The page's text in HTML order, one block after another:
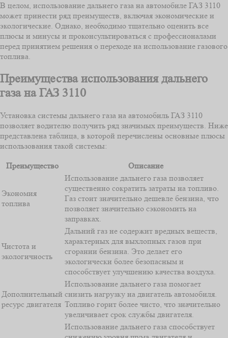
В целом, использование дальнего газа на автомобиле ГАЗ 3110
может принести ряд преимуществ, включая экономические и
экологические. Однако, необходимо тщательно оценить все
плюсы и минусы и проконсультироваться с профессионалами
перед принятием решения о переходе на использование газового
топлива.
Преимущества использования дальнего
газа на ГАЗ 3110
Установка системы дальнего газа на автомобиль ГАЗ 3110
позволяет водителю получить ряд значимых преимуществ. Ниже
представлена таблица, в которой перечислены основные плюсы
использования такой системы:
Преимущество Описание
Экономия
топлива
Использование дальнего газа позволяет
существенно сократить затраты на топливо.
Газ стоит значительно дешевле бензина, что
позволяет значительно сэкономить на
заправках.
Чистота и
экологичность
Дальний газ не содержит вредных веществ,
характерных для выхлопных газов при
сгорании бензина. Это делает его
экологически более безопасным и
способствует улучшению качества воздуха.
Дополнительный
ресурс двигателя
Использование дальнего газа помогает
снизить нагрузку на двигатель автомобиля.
Топливо горит более чисто, что значительно
увеличивает срок службы двигателя.
Использование дальнего газа способствует